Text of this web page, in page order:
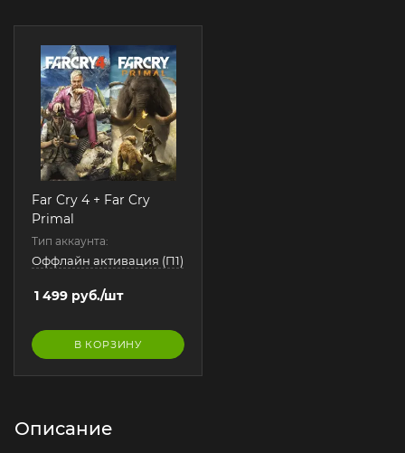
Far Cry 4 + Far Cry
Primal
Тип аккаунта:
Оффлайн активация (П1)
1 499 руб./шт
В КОРЗИНУ
Описание